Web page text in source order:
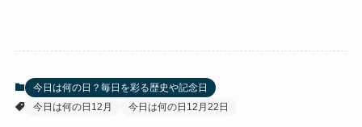
今日は何の日？毎日を彩る歴史や記念日
今日は何の日12月
今日は何の日12月22日